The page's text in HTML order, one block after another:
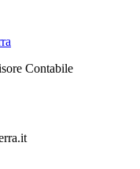
Contabile